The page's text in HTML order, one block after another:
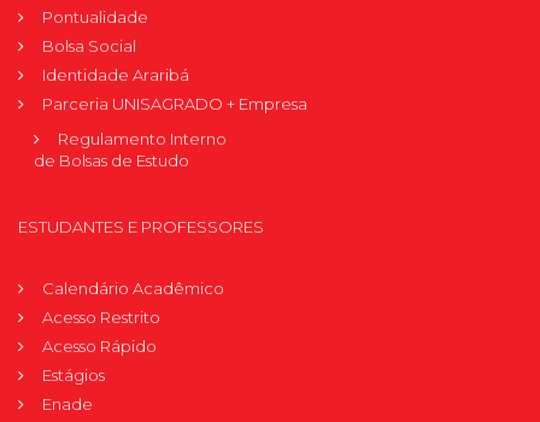
Pontualidade
Bolsa Social
Identidade Araribá
Parceria UNISAGRADO + Empresa
Regulamento Interno
de Bolsas de Estudo
ESTUDANTES E PROFESSORES
Calendário Acadêmico
Acesso Restrito
Acesso Rápido
Estágios
Enade